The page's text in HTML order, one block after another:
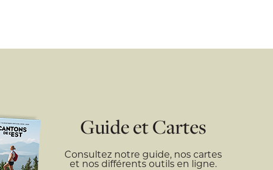
Guide et Cartes
Consultez notre guide, nos cartes
et nos différents outils en ligne.